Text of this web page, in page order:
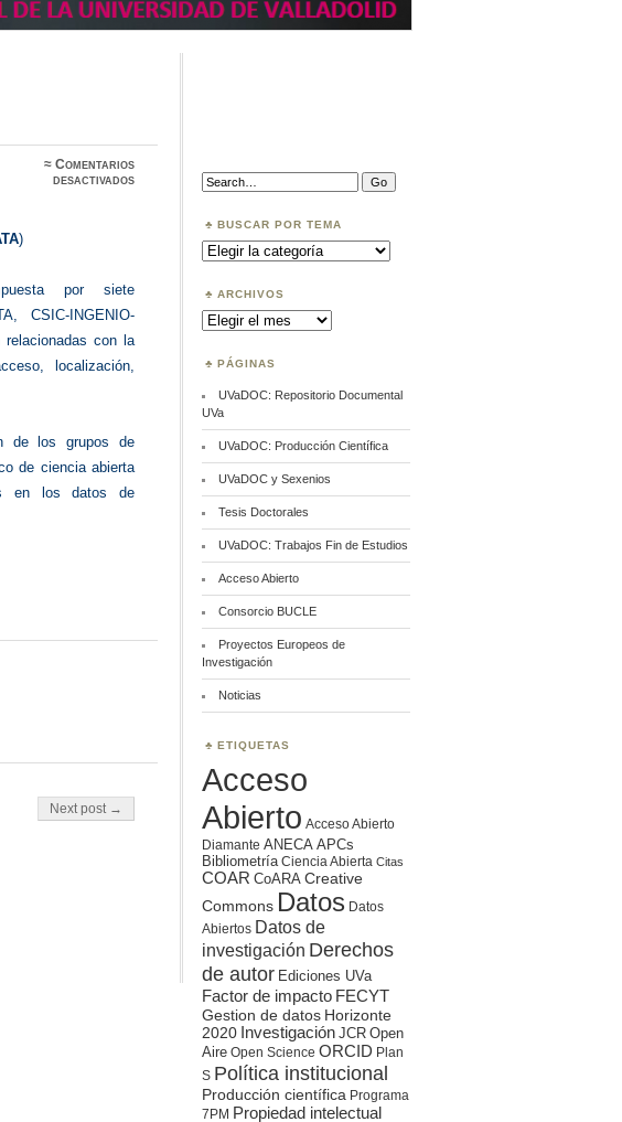
≈Comentarios
desactivadosen
MAREDATA
)
por siete
CSIC-INGENIO-
con la
localización,
de los grupos de
de ciencia abierta
en los datos de
Next post →
Search:
BUSCAR POR TEMA
Buscar
por
ARCHIVOS
Archivos
PÁGINAS
UVaDOC: Repositorio Documental
UVa
UVaDOC: Producción Científica
UVaDOC y Sexenios
Tesis Doctorales
UVaDOC: Trabajos Fin de Estudios
Acceso Abierto
Consorcio BUCLE
Proyectos Europeos de
Investigación
Noticias
ETIQUETAS
Acceso
Abierto Acceso Abierto
Diamante ANECA APCs
Bibliometría Ciencia Abierta Citas
COAR CoARA Creative
Commons Datos Datos
Abiertos Datos de
investigación Derechos
de autor Ediciones UVa
Factor de impacto FECYT
Gestion de datos Horizonte
2020 Investigación JCR Open
Aire Open Science ORCID Plan
S Política institucional
Producción científica Programa
7PM Propiedad intelectual